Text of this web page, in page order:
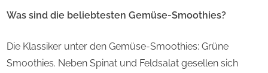
Was sind die beliebtesten Gemüse-Smoothies?
Die Klassiker unter den Gemüse-Smoothies: Grüne
Smoothies. Neben Spinat und Feldsalat gesellen sich